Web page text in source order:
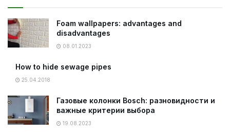
Foam wallpapers: advantages and
disadvantages
08.01.2023
How to hide sewage pipes
25.04.2018
Газовые колонки Bosch: разновидности и
важные критерии выбора
19.08.2023